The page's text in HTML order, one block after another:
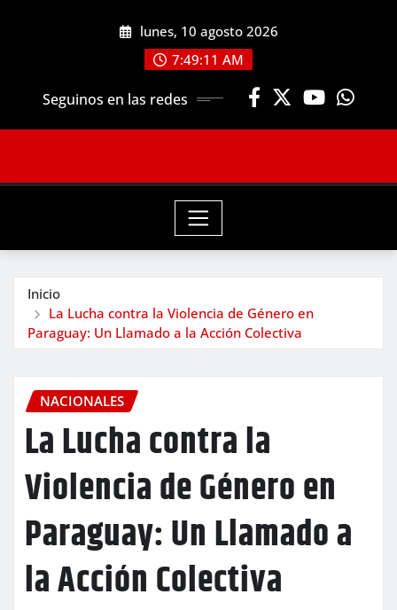
lunes, 10 agosto 2026
7:49:13 AM
Seguinos en las redes
Inicio
La Lucha contra la Violencia de Género en
Paraguay: Un Llamado a la Acción Colectiva
NACIONALES
La Lucha contra la
Violencia de Género en
Paraguay: Un Llamado a
la Acción Colectiva